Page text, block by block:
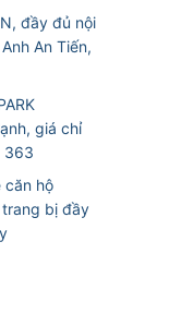
đầy đủ nội
An Tiến,
giá chỉ
363
căn hộ
trang bị đầy